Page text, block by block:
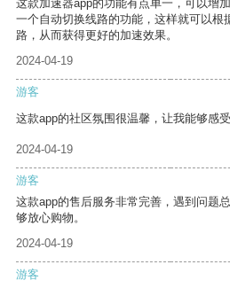
这款加速器app的功能有点单一，可以增
一个自动切换线路的功能，这样就可以根
路，从而获得更好的加速效果。
2024-04-19
游客
这款app的社区氛围很温馨，让我能够感受
2024-04-19
游客
这款app的售后服务非常完善，遇到问题
够放心购物。
2024-04-19
游客